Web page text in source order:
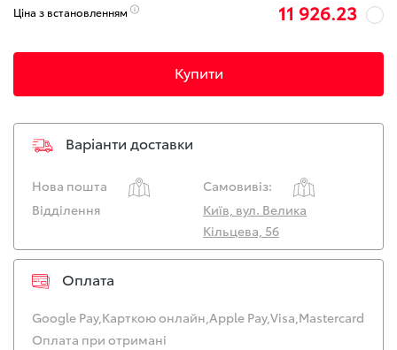
Ціна з встановленням 11 926.23
Купити
Варіанти доставки
Нова пошта
Самовивіз:
Відділення
Київ, вул. Велика
Кільцева, 56
Оплата
Google Pay,Карткою онлайн,Apple Pay,Visa,Mastercard
Оплата при отримані